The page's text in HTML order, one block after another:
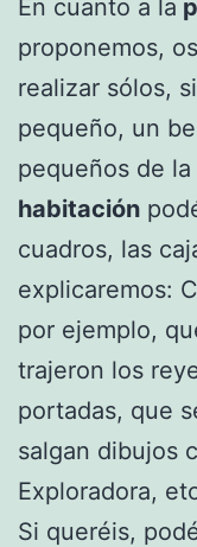
En cuanto a la
proponemos,
realizar sólos,
pequeño, un
pequeños de la
habitación
cuadros, las
explicaremos:
por ejemplo,
trajeron los
portadas, que
salgan dibujos
Exploradora,
Si queréis,